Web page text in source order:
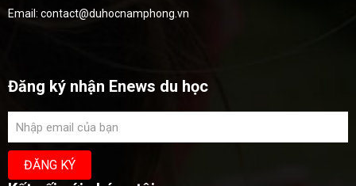
Email: contact@duhocnamphong.vn
Đăng ký nhận Enews du học